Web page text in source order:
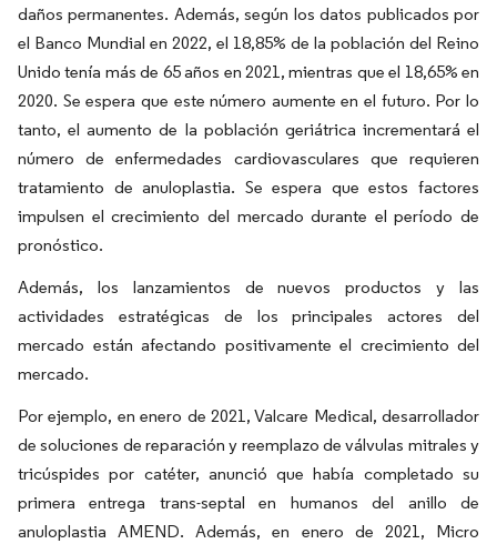
daños permanentes. Además, según los datos publicados por
el Banco Mundial en 2022, el 18,85% de la población del Reino
Unido tenía más de 65 años en 2021, mientras que el 18,65% en
2020. Se espera que este número aumente en el futuro. Por lo
tanto, el aumento de la población geriátrica incrementará el
número de enfermedades cardiovasculares que requieren
tratamiento de anuloplastia. Se espera que estos factores
impulsen el crecimiento del mercado durante el período de
pronóstico.
Además, los lanzamientos de nuevos productos y las
actividades estratégicas de los principales actores del
mercado están afectando positivamente el crecimiento del
mercado.
Por ejemplo, en enero de 2021, Valcare Medical, desarrollador
de soluciones de reparación y reemplazo de válvulas mitrales y
tricúspides por catéter, anunció que había completado su
primera entrega trans-septal en humanos del anillo de
anuloplastia AMEND. Además, en enero de 2021, Micro